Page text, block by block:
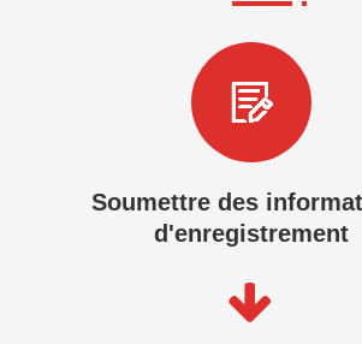
Soumettre des
d'enregistrement